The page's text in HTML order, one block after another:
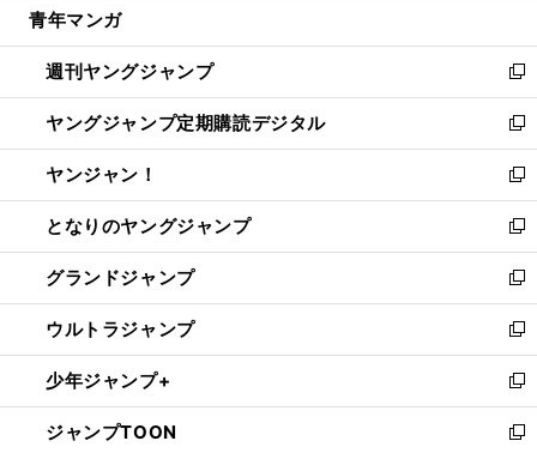
開
く
ウ
で
開
く
ン
ド
ウ
で
開
く
ウ
ィ
ン
ド
ウ
で
開
く
青年マンガ
週刊ヤングジャンプ
新
し
い
ウ
ィ
ン
ド
ウ
で
開
く
ヤングジャンプ定期購読デジタル
新
し
い
ウ
ィ
ン
ド
ウ
で
開
く
ヤンジャン！
新
し
い
ウ
ィ
ン
ド
ウ
で
開
く
となりのヤングジャンプ
新
し
い
ウ
ィ
ン
ド
ウ
で
グランドジャンプ
新
し
い
ウ
ィ
ン
ド
ウルトラジャンプ
新
し
い
ウ
ィ
少年ジャンプ+
新
し
い
ジャンプTOON
新